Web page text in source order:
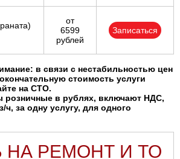
от
6599
рублей
Записаться
в связи с нестабильностью цен
стоимость услуги
на СТО.
розничные в рублях, включают НДС,
ч, за одну услугу, для одного
НА РЕМОНТ И ТО